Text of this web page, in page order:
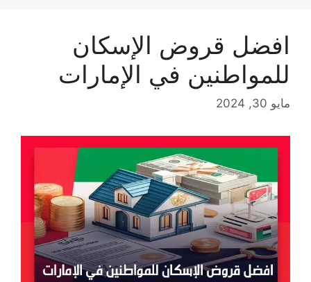
افضل قروض الإسكان
للمواطنين في الإمارات
مايو 30, 2024